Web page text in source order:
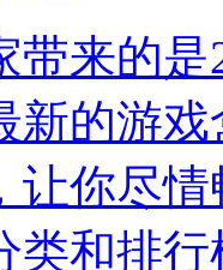
带来的
新的游
让你尽
类和排